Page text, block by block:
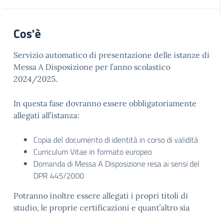
Cos'è
Servizio automatico di presentazione delle istanze di
Messa A Disposizione per l’anno scolastico
2024/2025.
In questa fase dovranno essere obbligatoriamente
allegati all’istanza:
Copia del documento di identità in corso di validità
Curriculum Vitae in formato europeo
Domanda di Messa A Disposizione resa ai sensi del
DPR 445/2000
Potranno inoltre essere allegati i propri titoli di
studio, le proprie certificazioni e quant’altro sia